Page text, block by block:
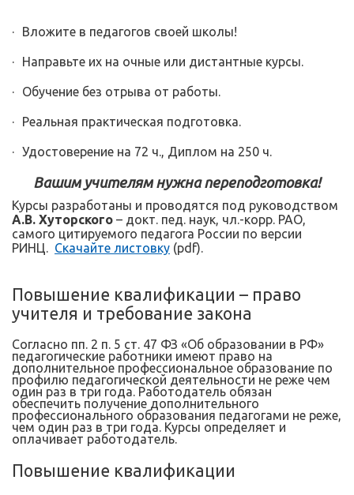
· Вложите в педагогов своей школы!
· Направьте их на очные или дистантные курсы.
· Обучение без отрыва от работы.
· Реальная практическая подготовка.
· Удостоверение на 72 ч., Диплом на 250 ч.
Вашим учителям нужна переподготовка!
Курсы разработаны и проводятся под руководством
А.В. Хуторского – докт. пед. наук, чл.-корр. РАО,
самого цитируемого педагога России по версии
РИНЦ. Скачайте листовку (pdf).
Повышение квалификации – право
учителя и требование закона
Согласно пп. 2 п. 5 ст. 47 ФЗ «Об образовании в РФ»
педагогические работники имеют право на
дополнительное профессиональное образование по
профилю педагогической деятельности не реже чем
один раз в три года. Работодатель обязан
обеспечить получение дополнительного
профессионального образования педагогами не реже,
чем один раз в три года. Курсы определяет и
оплачивает работодатель.
Повышение квалификации